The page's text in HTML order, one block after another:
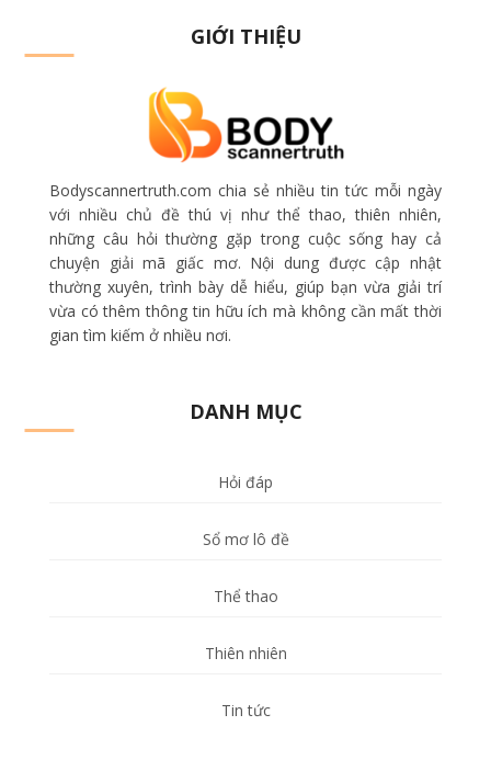
GIỚI THIỆU
Bodyscannertruth.com chia sẻ nhiều tin tức mỗi ngày
với nhiều chủ đề thú vị như thể thao, thiên nhiên,
những câu hỏi thường gặp trong cuộc sống hay cả
chuyện giải mã giấc mơ. Nội dung được cập nhật
thường xuyên, trình bày dễ hiểu, giúp bạn vừa giải trí
vừa có thêm thông tin hữu ích mà không cần mất thời
gian tìm kiếm ở nhiều nơi.
DANH MỤC
Hỏi đáp
Sổ mơ lô đề
Thể thao
Thiên nhiên
Tin tức